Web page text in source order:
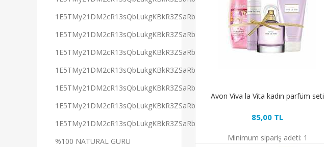
Avon Viva la Vita kadın parfüm seti
85,00 TL
Minimum sipariş adeti: 1
1E5TMy21DM2cR13sQbLukgKBkR3ZSaRbeB
1E5TMy21DM2cR13sQbLukgKBkR3ZSaRbeB
1E5TMy21DM2cR13sQbLukgKBkR3ZSaRbeB
1E5TMy21DM2cR13sQbLukgKBkR3ZSaRbeB
1E5TMy21DM2cR13sQbLukgKBkR3ZSaRbeB
1E5TMy21DM2cR13sQbLukgKBkR3ZSaRbeB
1E5TMy21DM2cR13sQbLukgKBkR3ZSaRbeB
%100 NATURAL GURU